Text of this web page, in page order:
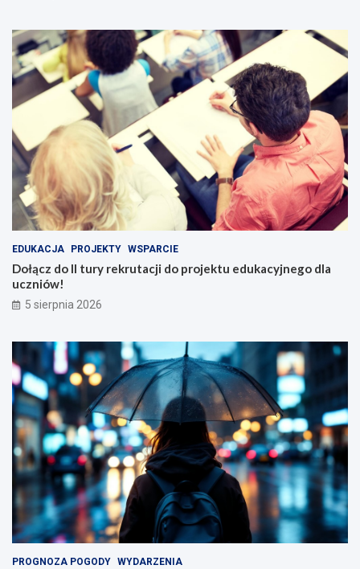
EDUKACJA PROJEKTY WSPARCIE
Dołącz do II tury rekrutacji do projektu edukacyjnego dla
uczniów!
5 sierpnia 2026
PROGNOZA POGODY WYDARZENIA